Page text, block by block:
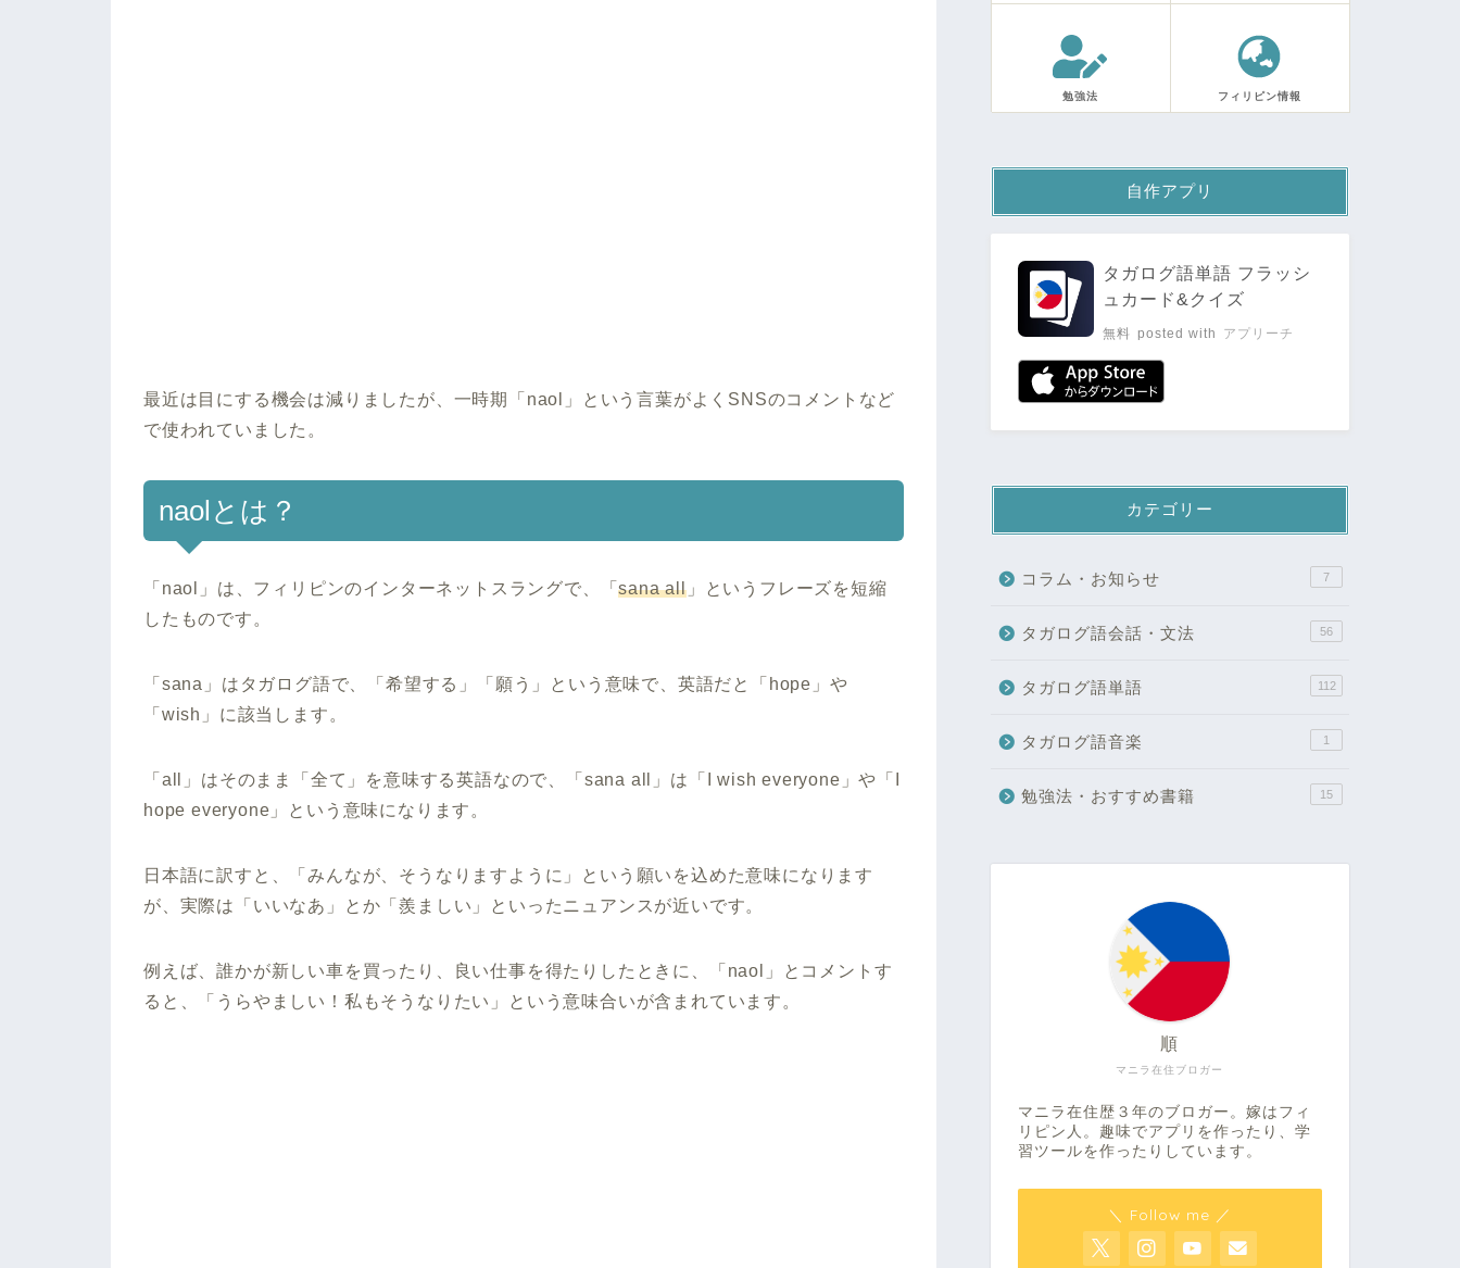
最近は目にする機会は減りましたが、一時期「naol」という言葉がよくSNSのコメントなど
で使われていました。
naolとは？
「 naol 」は、フィリピンのインターネットスラングで、「sana all」というフレーズを短縮
したものです。
「sana」はタガログ語で、「希望する」「願う」という意味で、英語だと「hope」や
「wish」に該当します。
「all」はそのまま「全て」を意味する英語なので、「sana all」は「I wish everyone」や「I
hope everyone」という意味になります。
日本語に訳すと、「みんなが、そうなりますように」という願いを込めた意味になります
が、実際は「 いいなあ 」とか「羨ましい 」といったニュアンスが近いです。
例えば、誰かが新しい車を買ったり、良い仕事を得たりしたときに、「naol」とコメントす
ると、「うらやましい！私もそうなりたい」という意味合いが含まれています。
勉強法 フィリピン情報
自作アプリ
タガログ語単語 フラッシ
ュカード&クイズ
無料 posted with アプリーチ
カテゴリー
コラム・お知らせ 7
タガログ語会話・文法 56
タガログ語単語 112
タガログ語音楽 1
勉強法・おすすめ書籍 15
マニラ在住ブロガー
順
マニラ在住歴３年のブロガー。嫁はフィ
リピン人。趣味でアプリを作ったり、学
習ツールを作ったりしています。
＼ Follow me ／